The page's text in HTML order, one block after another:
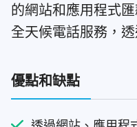
的網站和應用程式
全天候電話服務，
優點和缺點